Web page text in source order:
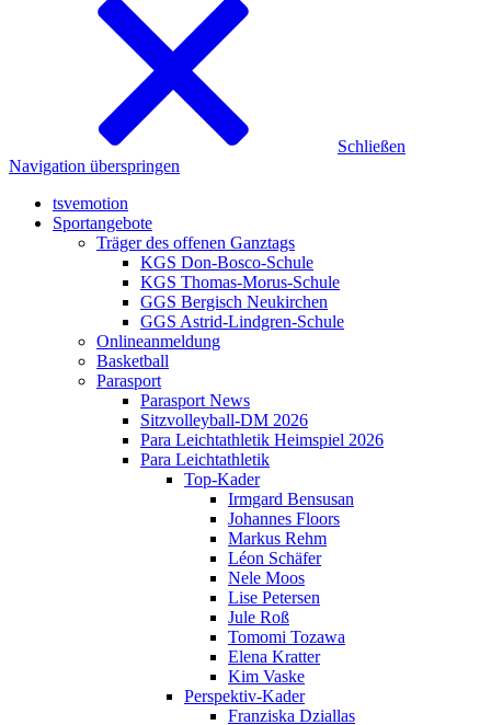
Schließen
Navigation überspringen
tsvemotion
Sportangebote
Träger des offenen Ganztags
KGS Don-Bosco-Schule
KGS Thomas-Morus-Schule
GGS Bergisch Neukirchen
GGS Astrid-Lindgren-Schule
Onlineanmeldung
Basketball
Parasport
Parasport News
Sitzvolleyball-DM 2026
Para Leichtathletik Heimspiel 2026
Para Leichtathletik
Top-Kader
Irmgard Bensusan
Johannes Floors
Markus Rehm
Léon Schäfer
Nele Moos
Lise Petersen
Jule Roß
Tomomi Tozawa
Elena Kratter
Kim Vaske
Perspektiv-Kader
Franziska Dziallas